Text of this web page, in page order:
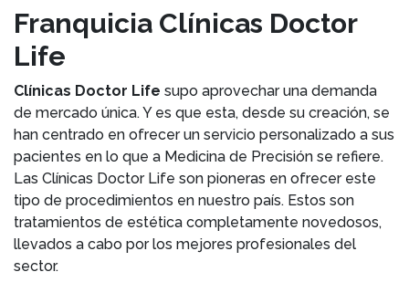
Franquicia Clínicas Doctor
Life
Clínicas Doctor Life supo aprovechar una demanda
de mercado única. Y es que esta, desde su creación, se
han centrado en ofrecer un servicio personalizado a sus
pacientes en lo que a Medicina de Precisión se refiere.
Las Clínicas Doctor Life son pioneras en ofrecer este
tipo de procedimientos en nuestro país. Estos son
tratamientos de estética completamente novedosos,
llevados a cabo por los mejores profesionales del
sector.